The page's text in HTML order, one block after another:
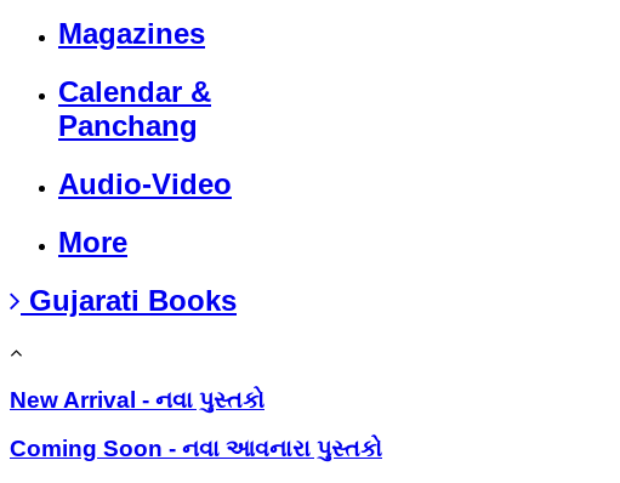
Magazines
Calendar &
Panchang
Audio-Video
More
Gujarati Books
New Arrival - નવા પુસ્તકો
Coming Soon - નવા આવનારા પુસ્તકો